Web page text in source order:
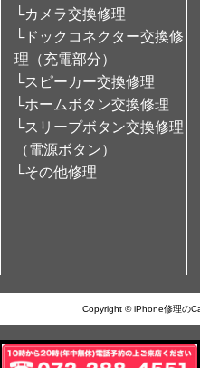
└カメラ交換修理
└ドックコネクター交換修
理（充電部分）
└スピーカー交換修理
└ホームボタン交換修理
└スリープボタン交換修理
（電源ボタン）
└その他修理
Copyright © iPhone修理の